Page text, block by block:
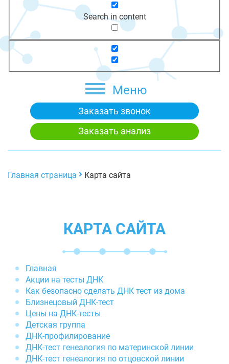
Search in content
Меню
Заказать звонок
Заказать анализ
Главная страница Карта сайта
КАРТА САЙТА
Главная
Акции на тесты ДНК
Как безопасно сделать ДНК тест из дома
Близнецовый ДНК-тест
Цены на ДНК-тесты
Детская группа
ДНК-профилирование
ДНК-тест генеалогия по материнской линии
ДНК-тест генеалогия по отцовской линии